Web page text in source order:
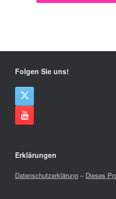
Folgen Sie uns!
Erklärungen
Datenschutzerklärung – Dieses